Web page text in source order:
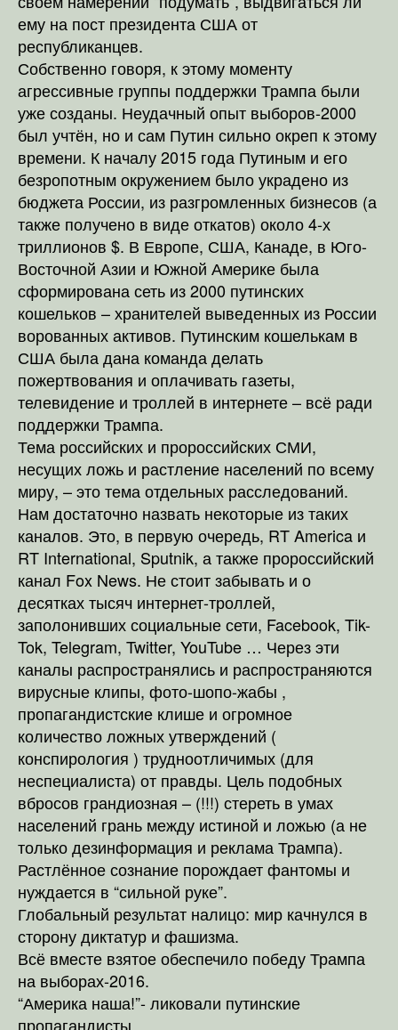
ему на пост президента США от
республиканцев.
Собственно говоря, к этому моменту
агрессивные группы поддержки Трампа были
уже созданы. Неудачный опыт выборов-2000
был учтён, но и сам Путин сильно окреп к этому
времени. К началу 2015 года Путиным и его
безропотным окружением было украдено из
бюджета России, из разгромленных бизнесов (а
также получено в виде откатов) около 4-х
триллионов $. В Европе, США, Канаде, в Юго-
Восточной Азии и Южной Америке была
сформирована сеть из 2000 путинских
кошельков – хранителей выведенных из России
ворованных активов. Путинским кошелькам в
США была дана команда делать
пожертвования и оплачивать газеты,
телевидение и троллей в интернете – всё ради
поддержки Трампа.
Тема российских и пророссийских СМИ,
несущих ложь и растление населений по всему
миру, – это тема отдельных расследований.
Нам достаточно назвать некоторые из таких
каналов. Это, в первую очередь, RT America и
RT International, Sputnik, а также пророссийский
канал Fox News. Не стоит забывать и о
десятках тысяч интернет-троллей,
заполонивших социальные сети, Facebook, Tik-
Tok, Telegram, Twitter, YouTube … Через эти
каналы распространялись и распространяются
вирусные клипы, фото-шопо-жабы ,
пропагандистские клише и огромное
количество ложных утверждений (
конспирология ) трудноотличимых (для
неспециалиста) от правды. Цель подобных
вбросов грандиозная – (!!!) стереть в умах
населений грань между истиной и ложью (а не
только дезинформация и реклама Трампа).
Растлённое сознание порождает фантомы и
нуждается в “сильной руке”.
Глобальный результат налицо: мир качнулся в
сторону диктатур и фашизма.
Всё вместе взятое обеспечило победу Трампа
на выборах-2016.
“Америка наша!”- ликовали путинские
пропагандисты.